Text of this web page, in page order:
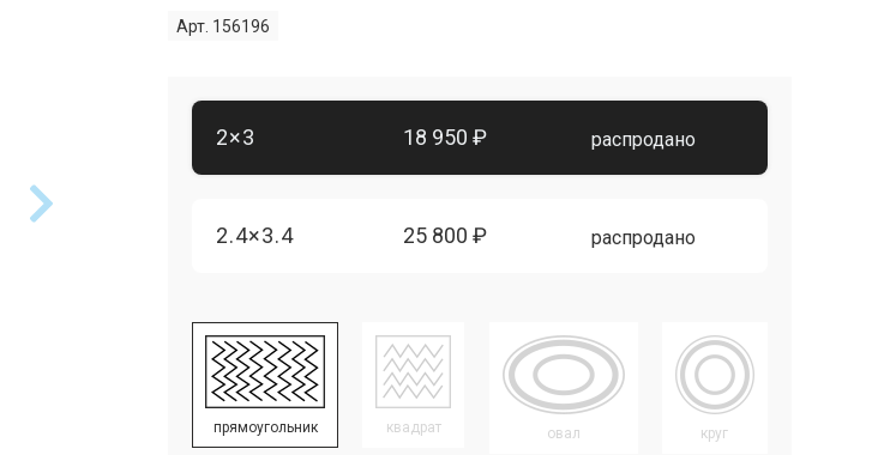
Арт. 156196
2×3 18 950 ₽ распродано
2.4×3.4 25 800 ₽ распродано
прямоугольник квадрат овал круг